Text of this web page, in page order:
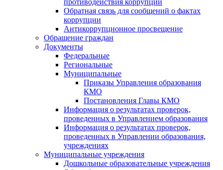
противодействия коррупции
Обратная связь для сообщений о фактах
коррупции
Антикоррупционное просвещение
Обращение граждан
Документы
Федеральные
Региональные
Муниципальные
Приказы Управления образования
КМО
Постановления Главы КМО
Информация о результатах проверок,
проведенных в Управлением образования
Информация о результатах проверок,
проведенных в Управлении образования,
учреждениях
Муниципальные учреждения
Дошкольные образовательные учреждения